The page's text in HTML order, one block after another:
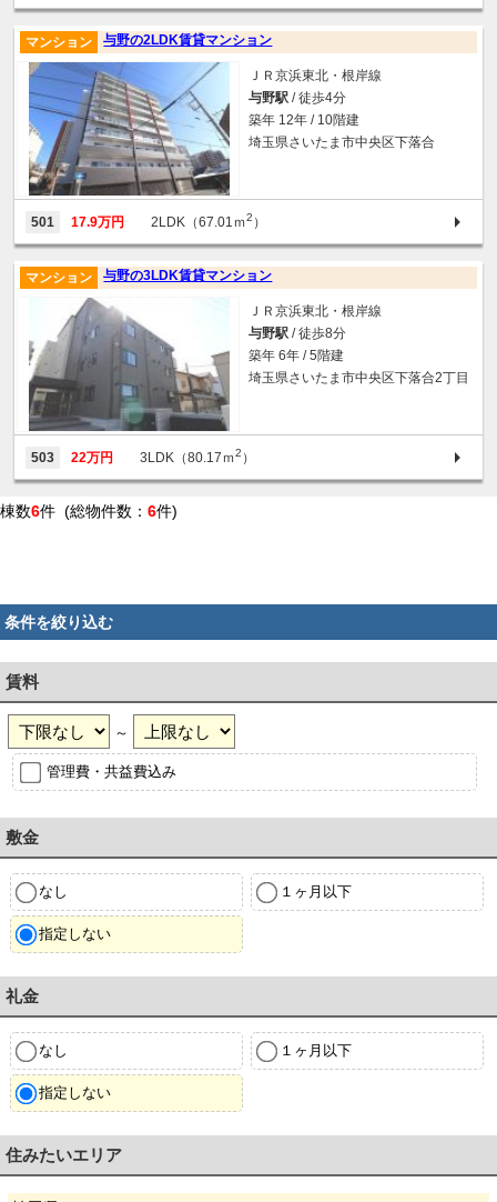
与野の2LDK賃貸マンション
マンション
ＪＲ京浜東北・根岸線
与野駅 / 徒歩4分
築年 12年 / 10階建
埼玉県さいたま市中央区下落合
501 17.9万円 2LDK（67.01ｍ2 ）
与野の3LDK賃貸マンション
マンション
ＪＲ京浜東北・根岸線
与野駅 / 徒歩8分
築年 6年 / 5階建
埼玉県さいたま市中央区下落合2丁目
503 22万円 3LDK（80.17ｍ2 ）
棟数6件 (総物件数： 6件)
条件を絞り込む
賃料
～
管理費・共益費込み
敷金
なし １ヶ月以下
指定しない
礼金
なし １ヶ月以下
指定しない
住みたいエリア